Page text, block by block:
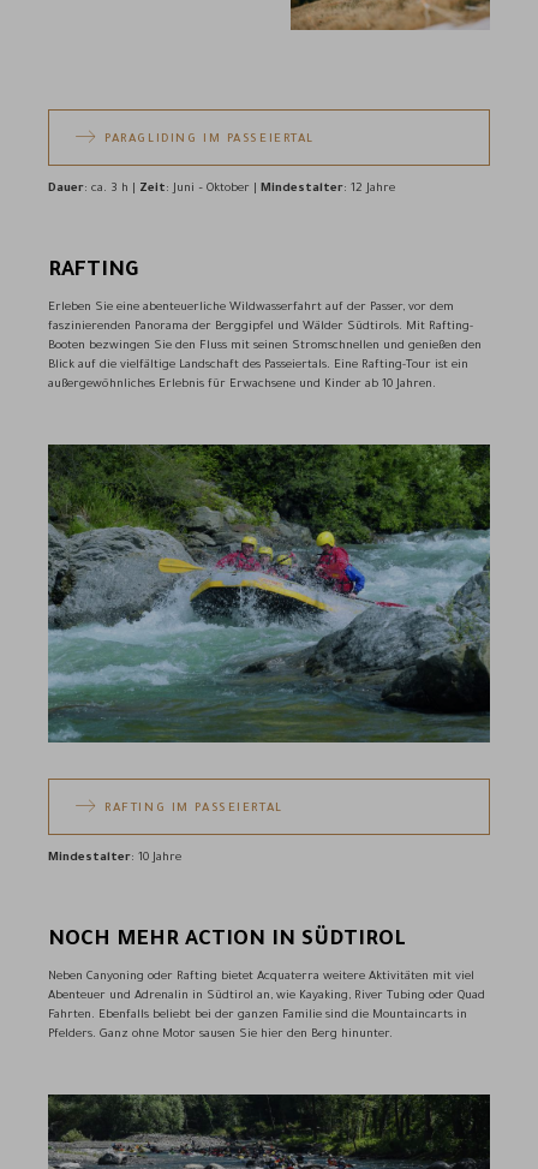
PARAGLIDING IM PASSEIERTAL
Dauer: ca. 3 h | Zeit: Juni – Oktober | Mindestalter: 12 Jahre
RAFTING
Erleben Sie eine abenteuerliche Wildwasserfahrt auf der Passer, vor dem
faszinierenden Panorama der Berggipfel und Wälder Südtirols. Mit Rafting-
Booten bezwingen Sie den Fluss mit seinen Stromschnellen und genießen den
Blick auf die vielfältige Landschaft des Passeiertals. Eine Rafting-Tour ist ein
außergewöhnliches Erlebnis für Erwachsene und Kinder ab 10 Jahren.
RAFTING IM PASSEIERTAL
Mindestalter: 10 Jahre
NOCH MEHR ACTION IN SÜDTIROL
Neben Canyoning oder Rafting bietet Acquaterra weitere Aktivitäten mit viel
Abenteuer und Adrenalin in Südtirol an, wie Kayaking, River Tubing oder Quad
Fahrten. Ebenfalls beliebt bei der ganzen Familie sind die Mountaincarts in
Pfelders. Ganz ohne Motor sausen Sie hier den Berg hinunter.